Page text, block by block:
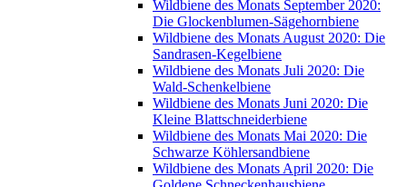
Wildbiene des Monats September 2020:
Die Glockenblumen-Sägehornbiene
Wildbiene des Monats August 2020: Die
Sandrasen-Kegelbiene
Wildbiene des Monats Juli 2020: Die
Wald-Schenkelbiene
Wildbiene des Monats Juni 2020: Die
Kleine Blattschneiderbiene
Wildbiene des Monats Mai 2020: Die
Schwarze Köhlersandbiene
Wildbiene des Monats April 2020: Die